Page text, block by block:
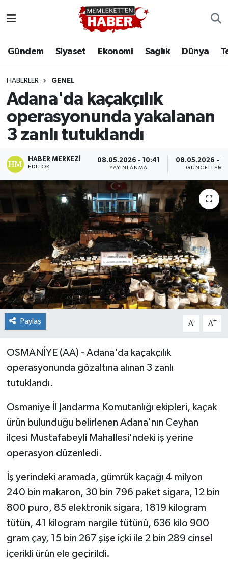
Gündem Siyaset Ekonomi Sağlık Dünya
HABERLER GENEL
Adana'da kaçakçılık
operasyonunda yakalanan
3 zanlı tutuklandı
HABER MERKEZI
EDITÖR
08.05.2026 - 10:41
YAYINLANMA
08.05.2026 -
GÜNCELLEME
Paylaş A- A+
OSMANİYE (AA) - Adana'da kaçakçılık
operasyonunda gözaltına alınan 3 zanlı
tutuklandı.
Osmaniye İl Jandarma Komutanlığı ekipleri, kaçak
ürün bulunduğu belirlenen Adana'nın Ceyhan
ilçesi Mustafabeyli Mahallesi'ndeki iş yerine
operasyon düzenledi.
İş yerindeki aramada, gümrük kaçağı 4 milyon
240 bin makaron, 30 bin 796 paket sigara, 12 bin
800 puro, 85 elektronik sigara, 1819 kilogram
tütün, 41 kilogram nargile tütünü, 636 kilo 900
gram çay, 15 bin 267 şişe içki ile 2 bin 289 cinsel
içerikli ürün ele geçirildi.